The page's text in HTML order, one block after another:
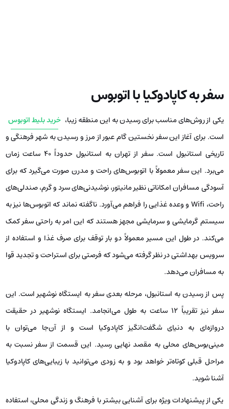
سفر به کاپادوکیا با اتوبوس
یکی از روش‌های مناسب برای رسیدن به این منطقه زیبا، خرید بلیط اتوبوس
است. برای آغاز این سفر نخستین گام عبور از مرز و رسیدن به شهر فرهنگی و
تاریخی استانبول است. سفر از تهران به استانبول حدوداً ۴۰ ساعت زمان
می‌برد. این سفر معمولاً با اتوبوس‌های راحت و مدرن صورت می‌گیرد که برای
آسودگی مسافران امکاناتی نظیر مانیتور، نوشیدنی‌های سرد و گرم، صندلی‌های
راحت، Wifi و وعده غذایی را فراهم می‌آورد. ناگفته نماند که اتوبوس‌ها نیز به
سیستم گرمایشی و سرمایشی مجهز هستند که این امر به راحتی سفر کمک
می‌کند. در طول این مسیر معمولاً دو بار توقف برای صرف غذا و استفاده از
سرویس بهداشتی در نظر گرفته می‌شود که فرصتی برای استراحت و تجدید قوا
به مسافران می‌دهد.
پس از رسیدن به استانبول، مرحله بعدی سفر به ایستگاه نوشهیر است. این
سفر نیز تقریباً ۱۲ ساعت به طول می‌انجامد. ایستگاه نوشهیر در حقیقت
دروازه‌ای به دنیای شگفت‌انگیز کاپادوکیا است و از آن‌جا می‌توان با
مینی‌بوس‌های محلی به مقصد نهایی رسید. این قسمت از سفر نسبت به
مراحل قبلی کوتاه‌تر خواهد بود و به زودی می‌توانید با زیبایی‌های کاپادوکیا
آشنا شوید.
یکی از پیشنهادات ویژه برای آشنایی بیشتر با فرهنگ و زندگی محلی، استفاده